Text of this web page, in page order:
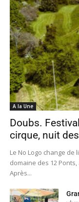
A la Une
Doubs.
cirque, nuit
Le No Logo change
domaine des 12
Après...